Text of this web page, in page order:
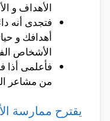
الأهداف و
فتجدى أنه
أهدافك و
الأشخاص
فأعلمى أذا
من مشاعر
يقترح ممارسة